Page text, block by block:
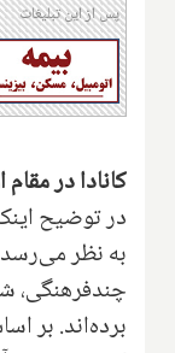
پس از این تبلیغات
کانادا در مقام
در توضیح
به نظر
چندفرهنگی،
برده‌اند. بر